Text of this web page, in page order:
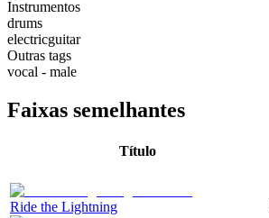
Instrumentos
drums
electricguitar
Outras tags
vocal - male
Faixas semelhantes
Título
Ride the Lightning